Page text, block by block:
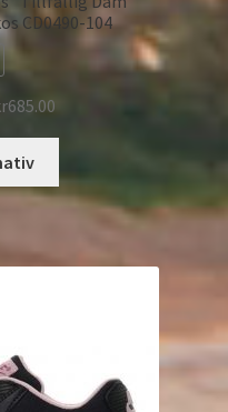
CD0490-104
685.00